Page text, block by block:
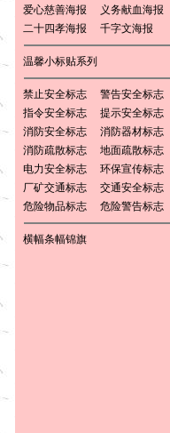
爱心慈善海报
义务献血海报
二十四孝海报
千字文海报
温馨小标贴系列
禁止安全标志
警告安全标志
指令安全标志
提示安全标志
消防安全标志
消防器材标志
消防疏散标志
地面疏散标志
电力安全标志
环保宣传标志
厂矿交通标志
交通安全标志
危险物品标志
危险警告标志
横幅条幅锦旗